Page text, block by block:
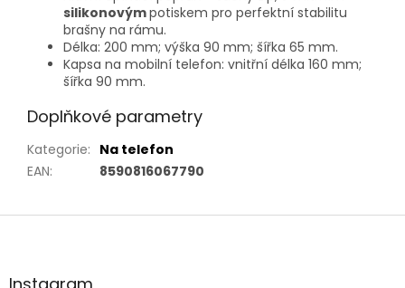
silikonovýmpotiskem pro perfektní stabilitu
brašny na rámu.
Délka: 200 mm; výška 90 mm; šířka 65 mm.
Kapsa na mobilní telefon: vnitřní délka 160 mm;
šířka 90 mm.
Doplňkové parametry
Kategorie: Na telefon
EAN: 8590816067790
Z